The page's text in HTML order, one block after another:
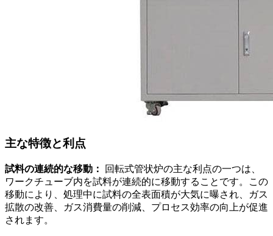
主な特徴と利点
試料の連続的な移動：
回転式管状炉の主な利点の一つは、
ワークチューブ内を試料が連続的に移動することです。この
移動により、処理中に試料の全表面積が大気に曝され、ガス
拡散の改善、ガス消費量の削減、プロセス効率の向上が促進
されます。